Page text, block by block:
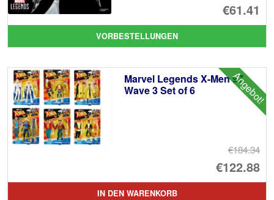
€61.41
VORBESTELLUNGEN
Angebot!
Marvel Legends X-Men 97
Wave 3 Set of 6
€184.34
€122.88
IN DEN WARENKORB